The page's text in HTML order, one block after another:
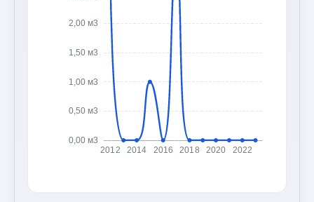
0,00 м3
0,50 м3
1,00 м3
1,50 м3
2,00 м3
2012 2014 2016 2018 2020 2022